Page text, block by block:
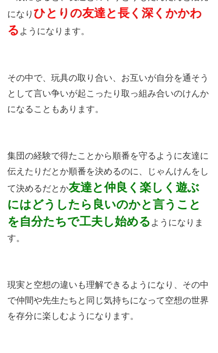
になり ひとりの友達と長く深くかかわ
る ようになります。
その中で、玩具の取り合い、お互いが自分を通そう
として言い争いが起こったり取っ組み合いのけんか
になることもあります。
集団の経験で得たことから順番を守るように友達に
伝えたりだとか順番を決めるのに、じゃんけんをし
て決めるだとか友達と仲良く楽しく遊ぶ
にはどうしたら良いのかと言うこと
を自分たちで工夫し始める ようになりま
す。
現実と空想の違いも理解できるようになり、その中
で仲間や先生たちと同じ気持ちになって空想の世界
を存分に楽しむようになります。